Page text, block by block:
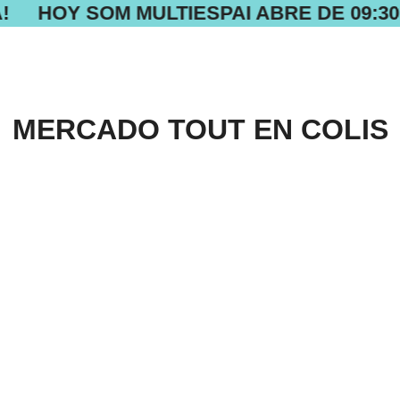
HOY SOM MULTIESPAI ABRE DE
MERCADO TOUT EN COLIS